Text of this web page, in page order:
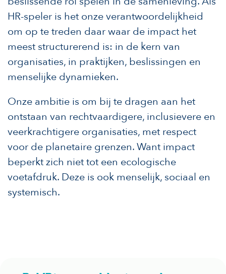
HR-speler is het onze verantwoordelijkheid
om op te treden daar waar de impact het
meest structurerend is: in de kern van
organisaties, in praktijken, beslissingen en
menselijke dynamieken.
Onze ambitie is om bij te dragen aan het
ontstaan van rechtvaardigere, inclusievere en
veerkrachtigere organisaties, met respect
voor de planetaire grenzen. Want impact
beperkt zich niet tot een ecologische
voetafdruk. Deze is ook menselijk, sociaal en
systemisch.